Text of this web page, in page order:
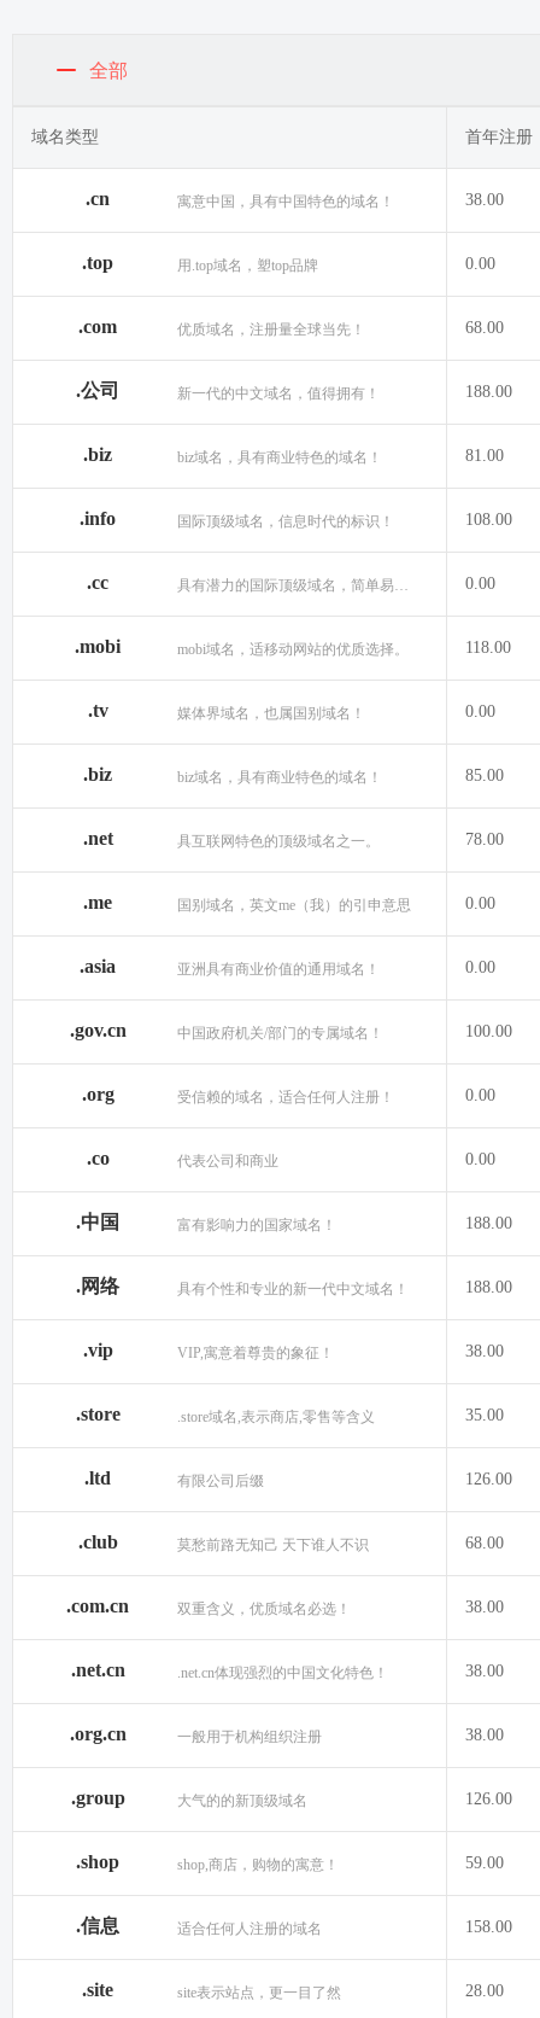
全部
域名类型 首年注册
.cn 寓意中国，具有中国特色的域名！ 38.00
.top 用.top域名，塑top品牌 0.00
.com 优质域名，注册量全球当先！ 68.00
.公司 新一代的中文域名，值得拥有！ 188.00
.biz biz域名，具有商业特色的域名！ 81.00
.info 国际顶级域名，信息时代的标识！ 108.00
.cc 0.00
.mobi mobi域名，适移动网站的优质选择。 118.00
.tv 媒体界域名，也属国别域名！ 0.00
.biz biz域名，具有商业特色的域名！ 85.00
.net 具互联网特色的顶级域名之一。 78.00
.me 国别域名，英文me（我）的引申意思 0.00
.asia 亚洲具有商业价值的通用域名！ 0.00
.gov.cn 中国政府机关/部门的专属域名！ 100.00
.org 受信赖的域名，适合任何人注册！ 0.00
.co 代表公司和商业 0.00
.中国 富有影响力的国家域名！ 188.00
.网络 具有个性和专业的新一代中文域名！ 188.00
.vip VIP,寓意着尊贵的象征！ 38.00
.store .store域名,表示商店,零售等含义 35.00
.ltd 有限公司后缀 126.00
.club 莫愁前路无知己 天下谁人不识 68.00
.com.cn 双重含义，优质域名必选！ 38.00
.net.cn .net.cn体现强烈的中国文化特色！ 38.00
.org.cn 一般用于机构组织注册 38.00
.group 大气的的新顶级域名 126.00
.shop shop,商店，购物的寓意！ 59.00
.信息 适合任何人注册的域名 158.00
.site site表示站点，更一目了然 28.00